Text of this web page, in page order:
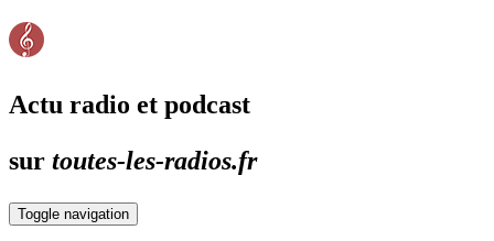
Actu radio et podcast
sur toutes-les-radios.fr
Toggle navigation